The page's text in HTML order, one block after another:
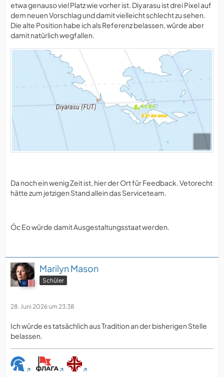
etwa genauso viel Platz wie vorher ist. Diyarasu ist drei Pixel auf
dem neuen Vorschlag und damit vielleicht schlecht zu sehen.
Die alte Position habe ich als Referenz belassen, würde aber
damit natürlich wegfallen.
Da noch ein wenig Zeit ist, hier der Ort für Feedback. Vetorecht
hätte zum jetzigen Stand allein das Serviceteam.
Óc Eo würde damit Ausgestaltungsstaat werden.
Marilyn Mason
Schüler
28. Juni 2026 um 23:38
Ich würde es tatsächlich aus Tradition an der bisherigen Stelle
belassen.